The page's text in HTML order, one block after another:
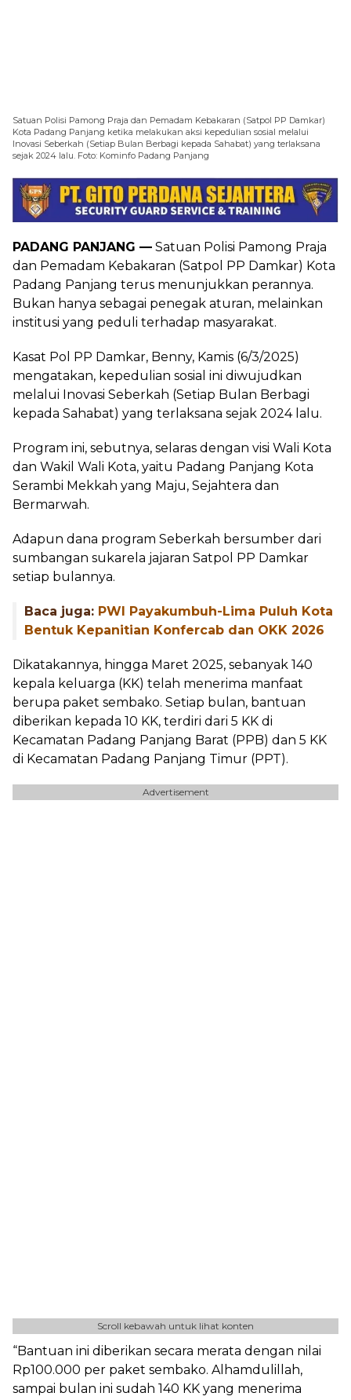
Satuan Polisi Pamong Praja dan Pemadam Kebakaran (Satpol PP Damkar)
Kota Padang Panjang ketika melakukan aksi kepedulian sosial melalui
Inovasi Seberkah (Setiap Bulan Berbagi kepada Sahabat) yang terlaksana
sejak 2024 lalu. Foto: Kominfo Padang Panjang
PADANG PANJANG — Satuan Polisi Pamong Praja
dan Pemadam Kebakaran (Satpol PP Damkar) Kota
Padang Panjang terus menunjukkan perannya.
Bukan hanya sebagai penegak aturan, melainkan
institusi yang peduli terhadap masyarakat.
Kasat Pol PP Damkar, Benny, Kamis (6/3/2025)
mengatakan, kepedulian sosial ini diwujudkan
melalui Inovasi Seberkah (Setiap Bulan Berbagi
kepada Sahabat) yang terlaksana sejak 2024 lalu.
Program ini, sebutnya, selaras dengan visi Wali Kota
dan Wakil Wali Kota, yaitu Padang Panjang Kota
Serambi Mekkah yang Maju, Sejahtera dan
Bermarwah.
Adapun dana program Seberkah bersumber dari
sumbangan sukarela jajaran Satpol PP Damkar
setiap bulannya.
Baca juga: PWI Payakumbuh-Lima Puluh Kota
Bentuk Kepanitian Konfercab dan OKK 2026
Dikatakannya, hingga Maret 2025, sebanyak 140
kepala keluarga (KK) telah menerima manfaat
berupa paket sembako. Setiap bulan, bantuan
diberikan kepada 10 KK, terdiri dari 5 KK di
Kecamatan Padang Panjang Barat (PPB) dan 5 KK
di Kecamatan Padang Panjang Timur (PPT).
Advertisement
Scroll kebawah untuk lihat konten
“Bantuan ini diberikan secara merata dengan nilai
Rp100.000 per paket sembako. Alhamdulillah,
sampai bulan ini sudah 140 KK yang menerima